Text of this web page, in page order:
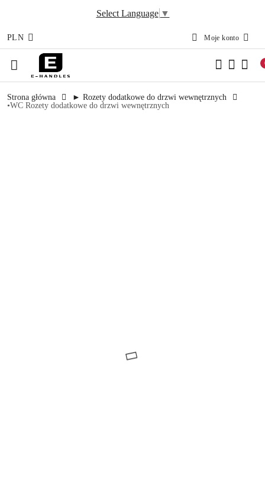
Select Language ▼
Przejdź do treści głównej
Przejdź do wyszukiwarki
Przejdź do moje konto
Przejdź do menu głównego
Przejdź do opisu produktu
Przejdź do stopki
PLN Moje konto
Strona główna
► Rozety dodatkowe do drzwi wewnętrznych
•WC Rozety dodatkowe do drzwi wewnętrznych